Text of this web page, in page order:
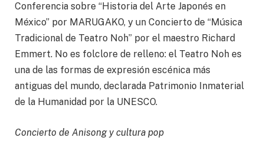
Conferencia sobre “Historia del Arte Japonés en
México” por MARUGAKO, y un Concierto de “Música
Tradicional de Teatro Noh” por el maestro Richard
Emmert. No es folclore de relleno: el Teatro Noh es
una de las formas de expresión escénica más
antiguas del mundo, declarada Patrimonio Inmaterial
de la Humanidad por la UNESCO.
Concierto de Anisong y cultura pop